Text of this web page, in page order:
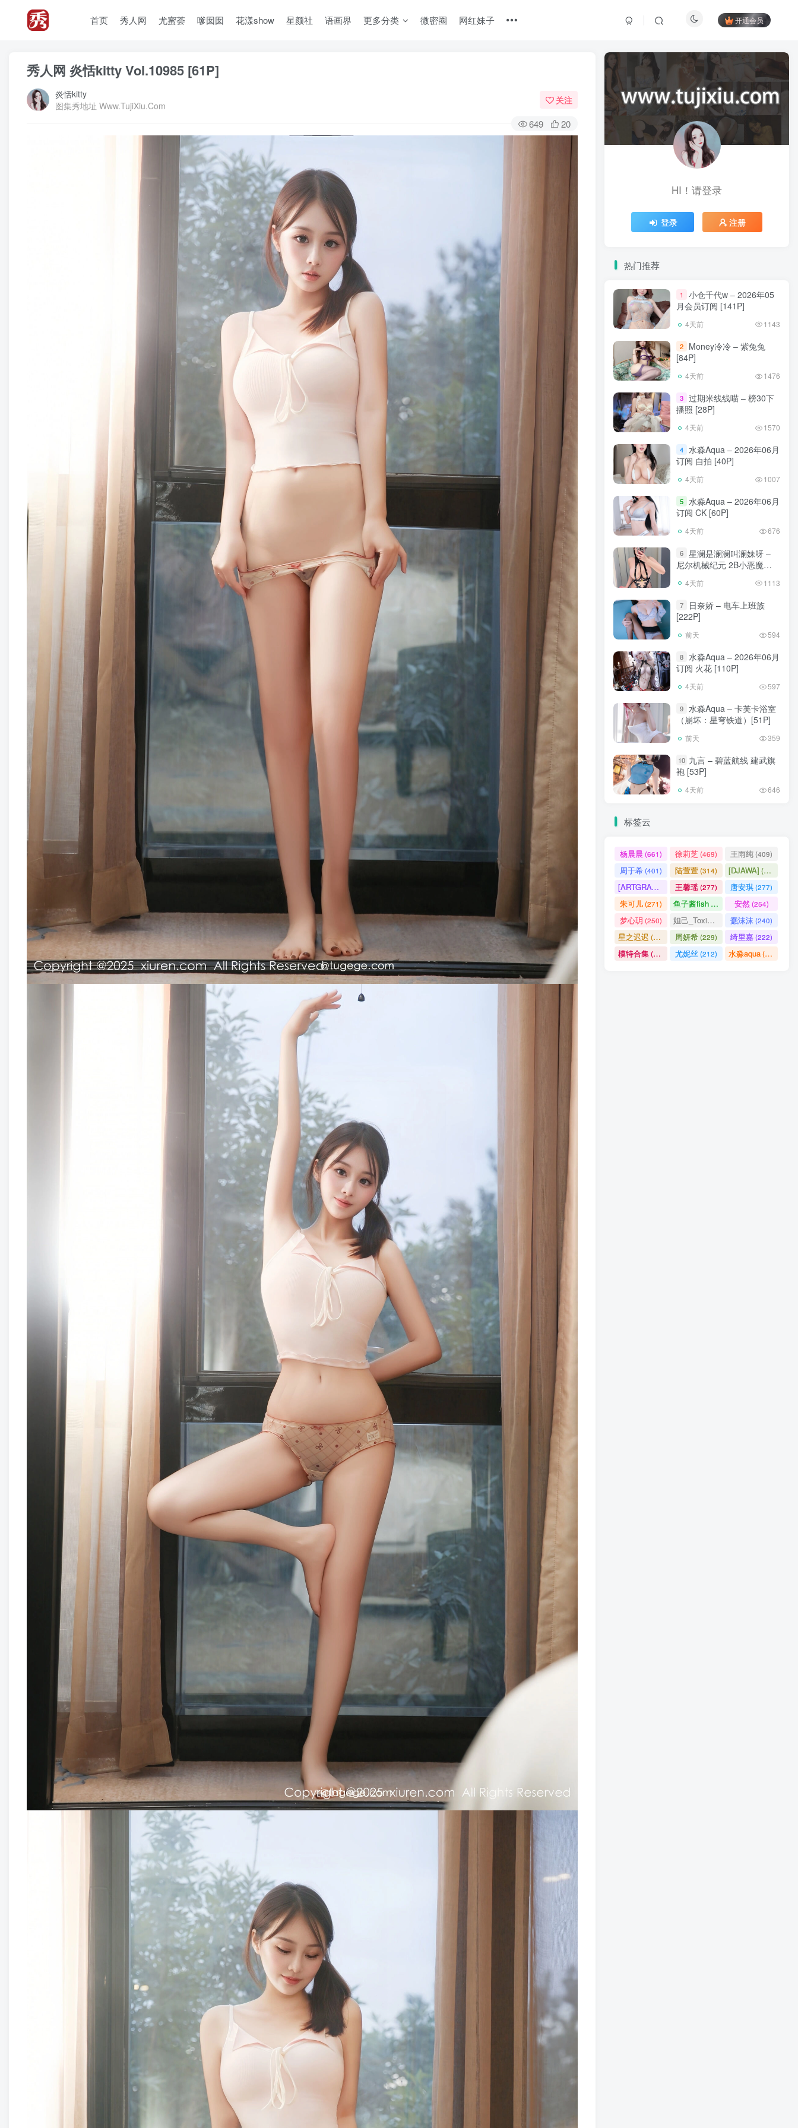
首页 秀人网 尤蜜荟 嗲囡囡 花漾show 星颜社 语画界 更多分类 微密圈 网红妹子 开通会员
秀人网 炎恬kitty Vol.10985 [61P]
炎恬kitty
图集秀地址 Www.TujiXiu.Com
关注
649 20
HI！请登录
登录 注册
热门推荐
1
小仓千代w – 2026年05
月会员订阅 [141P]
4天前 1143
2
Money冷冷 – 紫兔兔
[84P]
4天前 1476
3 过期米线线喵 – 榜30下
播照 [28P]
4天前 1570
4 水淼Aqua – 2026年06月
订阅 自拍 [40P]
4天前 1007
5 水淼Aqua – 2026年06月
订阅 CK [60P]
4天前 676
6 星澜是澜澜叫澜妹呀 –
尼尔机械纪元 2B小恶魔
4天前 1113
7
日奈娇 – 电车上班族
[222P]
前天 594
8
水淼Aqua – 2026年06月
订阅 火花 [110P]
4天前 597
9 水淼Aqua – 卡芙卡浴室
（崩坏：星穹铁道）[51P]
前天 359
10 九言 – 碧蓝航线 建武旗
袍 [53P]
4天前 646
标签云
杨晨晨 (661) 徐莉芝(469) 王雨纯(409)
周于希(401) 陆萱萱(314) [DJAWA] (290)
[ARTGRAVIA] (290)
王馨瑶(277) 唐安琪(277)
朱可儿(271) 鱼子酱fish 安然(254)
梦心玥 (250) 妲己_Toxic(247)蠢沫沫(240)
星之迟迟 (238) 周妍希(229) 绮里嘉(222)
模特合集(218) 尤妮丝 (212) 水淼aqua(172)